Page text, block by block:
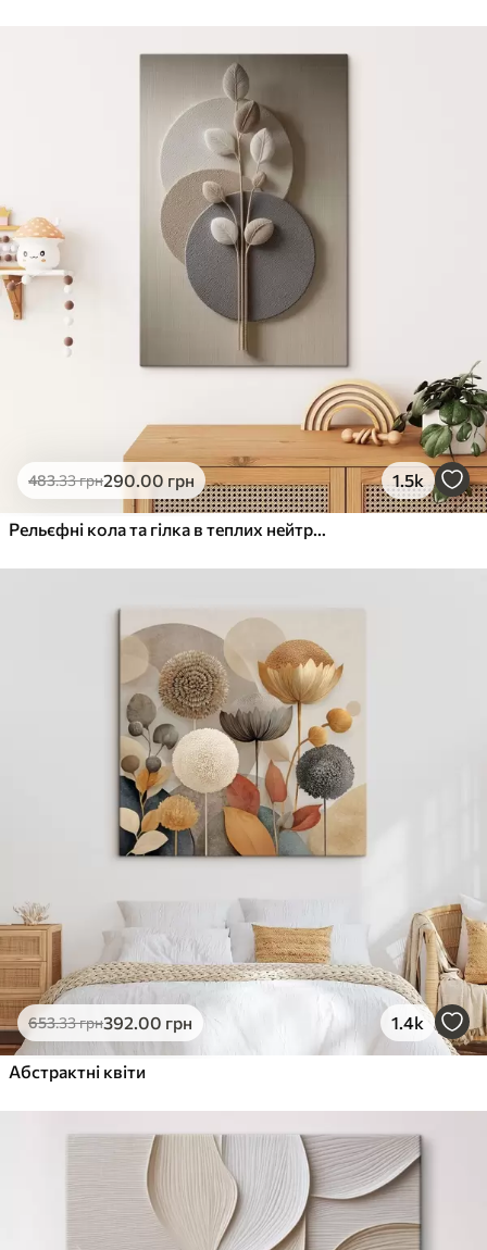
Яскраві, насичені кольори
Стійкість до вицвітання
Безпечне чорнило без запаху
Поверхня з текстурою полотна
Екологічний матеріал
Преміум
Від363
Яскраві, насичені кольори
Стійкість до вицвітання
Безпечне чорнило без запаху
Поверхня з текстурою полотна
Еко-Преміум
.00грн
✓Яскраві, насичені кольори
Поверхня з текстурою полотна
Екологічний матеріал
483.33грн290.00 грн 1.5k
Рельєфні кола та гілка в теплих нейтральних тонах
653.33грн392.00 грн 1.4k
Абстрактні квіти